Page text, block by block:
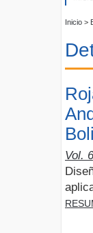
Inicio >
Vol.